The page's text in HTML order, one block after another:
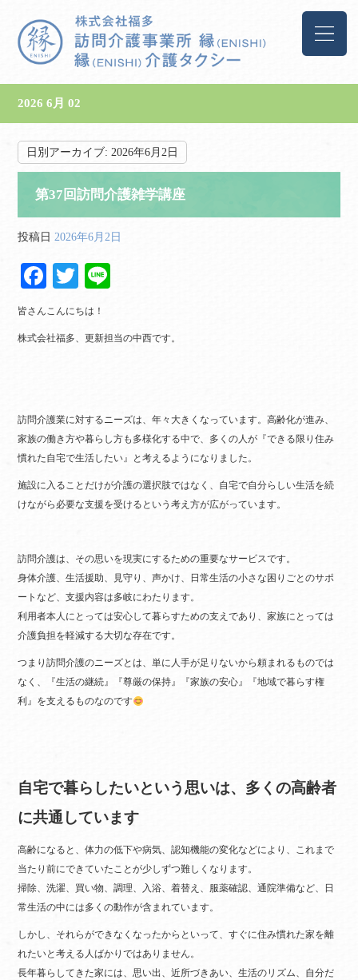
2026 6月 02
日別アーカイブ:2026年6月2日
第37回訪問介護雑学講座
投稿日 2026年6月2日
Fa
ce
bo
ok
T
wi
tte
r
皆さんこんにちは！
株式会社福多、更新担当の中西です。
訪問介護業に対するニーズは、年々大きくなっています。高齢化が進み、
家族の働き方や暮らし方も多様化する中で、多くの人が『できる限り住み
慣れた自宅で生活したい』と考えるようになりました。
施設に入ることだけが介護の選択肢ではなく、自宅で自分らしい生活を続
けながら必要な支援を受けるという考え方が広がっています。
訪問介護は、その思いを現実にするための重要なサービスです。
身体介護、生活援助、見守り、声かけ、日常生活の小さな困りごとのサポ
ートなど、支援内容は多岐にわたります。
利用者本人にとっては安心して暮らすための支えであり、家族にとっては
介護負担を軽減する大切な存在です。
つまり訪問介護のニーズとは、単に人手が足りないから頼まれるものでは
なく、『生活の継続』『尊厳の保持』『家族の安心』『地域で暮らす権
利』を支えるものなのです
自宅で暮らしたいという思いは、多くの高齢者
に共通しています
高齢になると、体力の低下や病気、認知機能の変化などにより、これまで
当たり前にできていたことが少しずつ難しくなります。
掃除、洗濯、買い物、調理、入浴、着替え、服薬確認、通院準備など、日
常生活の中には多くの動作が含まれています。
しかし、それらができなくなったからといって、すぐに住み慣れた家を離
れたいと考える人ばかりではありません。
長年暮らしてきた家には、思い出、近所づきあい、生活のリズム、自分だ